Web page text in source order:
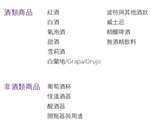
酒類商品
紅酒
白酒
氣泡酒
​甜酒
雪莉酒
白蘭地/Grapa/Orujo
波特與其他酒款
威士忌
精釀啤酒
​無酒精飲料
非酒類商品
葡萄酒杯
恆溫酒器
醒酒器
開瓶器與周邊